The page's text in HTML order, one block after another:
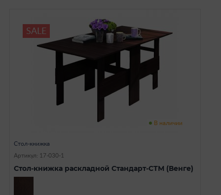
SALE
В наличии
Стол-книжка
Артикул: 17-030-1
Стол-книжка раскладной Стандарт-СТМ (Венге)